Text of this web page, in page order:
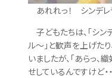
あれれっ！ シンデレラ
子どもたちは、「シン
ル～」と歓声を上げたり
いましたが、「あらっ、
せしているんですけど・